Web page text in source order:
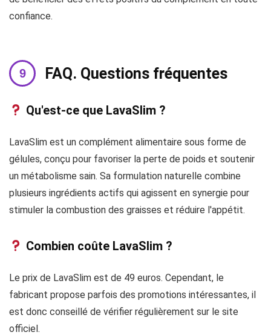
confiance.
FAQ. Questions fréquentes
Qu'est-ce que LavaSlim ?
LavaSlim est un complément alimentaire sous forme de
gélules, conçu pour favoriser la perte de poids et soutenir
un métabolisme sain. Sa formulation naturelle combine
plusieurs ingrédients actifs qui agissent en synergie pour
stimuler la combustion des graisses et réduire l'appétit.
Combien coûte LavaSlim ?
Le prix de LavaSlim est de 49 euros. Cependant, le
fabricant propose parfois des promotions intéressantes, il
est donc conseillé de vérifier régulièrement sur le site
officiel.